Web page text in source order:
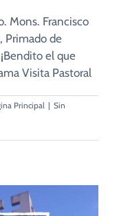
Mons. Francisco
Primado de
el que
Visita Pastoral
Principal | Sin